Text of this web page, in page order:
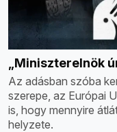
„Miniszterelnök
Az adásban szóba
szerepe, az Európai
is, hogy mennyire
helyzete.